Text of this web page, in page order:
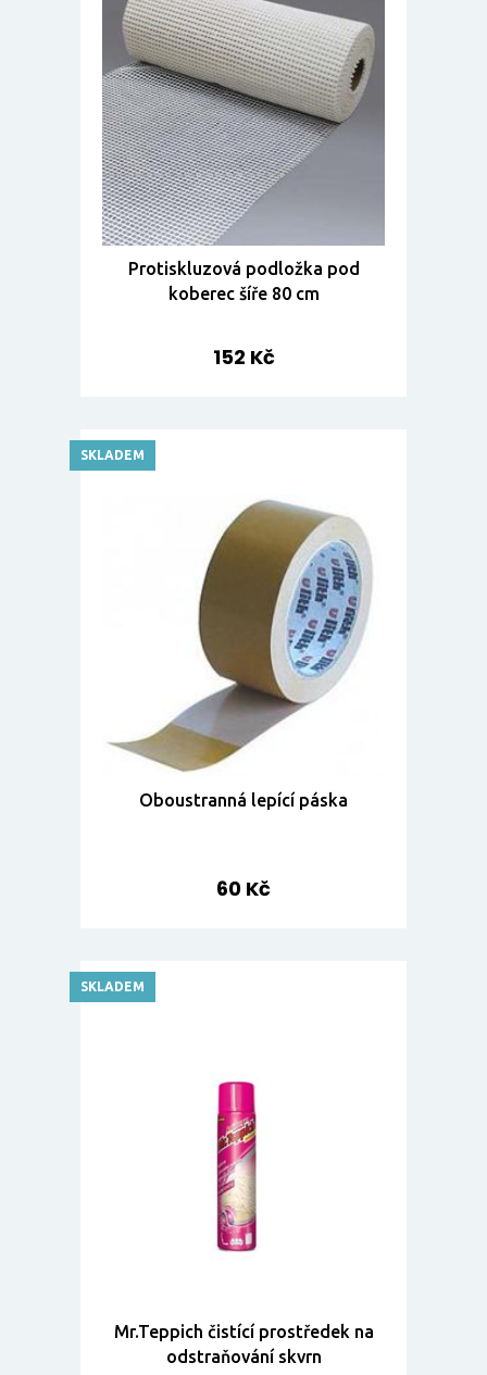
Protiskluzová podložka pod
koberec šíře 80 cm
152 Kč
Oboustranná lepící páska
60 Kč
SKLADEM
Mr.Teppich čistící prostředek na
odstraňování skvrn
SKLADEM